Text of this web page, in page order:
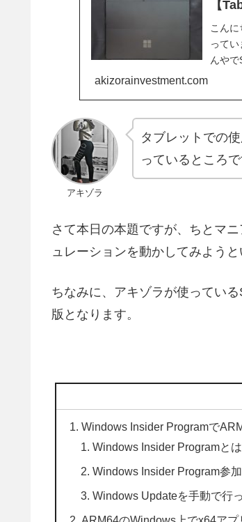
【
こん
って
んや
akizorainvestment.com
アキゾラ
タブレットでの
っているところで
さて本日の本題ですが、ちとマ
ュレーションを動かしてみよう
ちなみに、アキゾラが使ってい
版となります。
Windows Insider Programで
Windows Insider Programとは
Windows Insider Program参
Windows Updateを手動で行